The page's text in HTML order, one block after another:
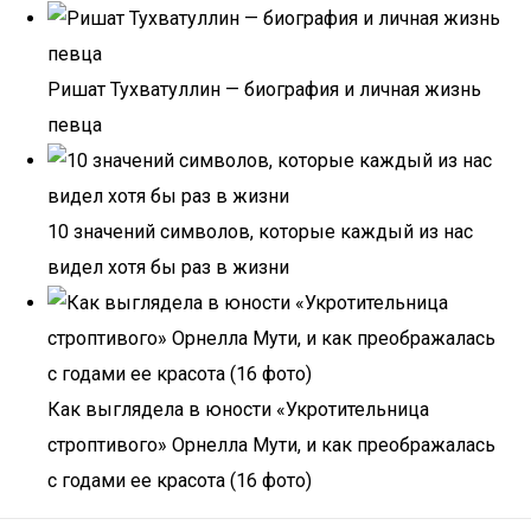
Ришат Тухватуллин — биография и личная жизнь
певца
10 значений символов, которые каждый из нас
видел хотя бы раз в жизни
Как выглядела в юности «Укротительница
строптивого» Орнелла Мути, и как преображалась
с годами ее красота (16 фото)